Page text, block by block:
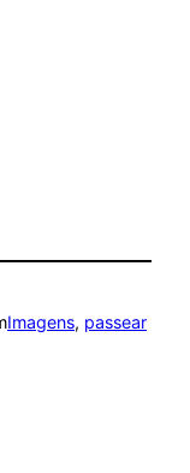
Imagens, passear